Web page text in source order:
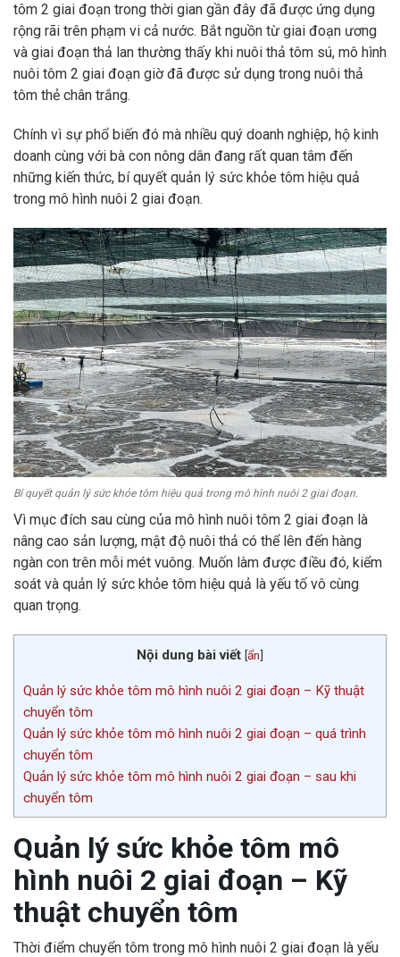
tôm 2 giai đoạn trong thời gian gần đây đã được ứng dụng
rộng rãi trên phạm vi cả nước. Bắt nguồn từ giai đoạn ương
và giai đoạn thả lan thường thấy khi nuôi thả tôm sú, mô hình
nuôi tôm 2 giai đoạn giờ đã được sử dụng trong nuôi thả
tôm thẻ chân trắng.
Chính vì sự phổ biến đó mà nhiều quý doanh nghiệp, hộ kinh
doanh cùng với bà con nông dân đang rất quan tâm đến
những kiến thức, bí quyết quản lý sức khỏe tôm hiệu quả
trong mô hình nuôi 2 giai đoạn.
Bí quyết quản lý sức khỏe tôm hiệu quả trong mô hình nuôi 2 giai đoạn.
Vì mục đích sau cùng của mô hình nuôi tôm 2 giai đoạn là
nâng cao sản lượng, mật độ nuôi thả có thể lên đến hàng
ngàn con trên mỗi mét vuông. Muốn làm được điều đó, kiểm
soát và quản lý sức khỏe tôm hiệu quả là yếu tố vô cùng
quan trọng.
Nội dung bài viết [ẩn]
Quản lý sức khỏe tôm mô hình nuôi 2 giai đoạn – Kỹ thuật
chuyển tôm
Quản lý sức khỏe tôm mô hình nuôi 2 giai đoạn – quá trình
chuyển tôm
Quản lý sức khỏe tôm mô hình nuôi 2 giai đoạn – sau khi
chuyển tôm
Quản lý sức khỏe tôm mô
hình nuôi 2 giai đoạn – Kỹ
thuật chuyển tôm
Thời điểm chuyển tôm trong mô hình nuôi 2 giai đoạn là yếu